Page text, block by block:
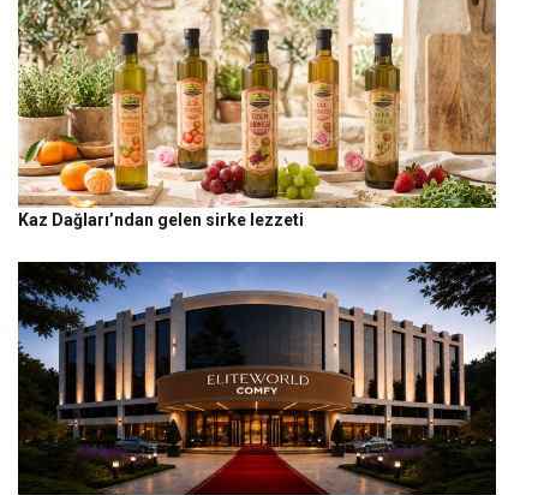
Kaz Dağları’ndan gelen sirke lezzeti